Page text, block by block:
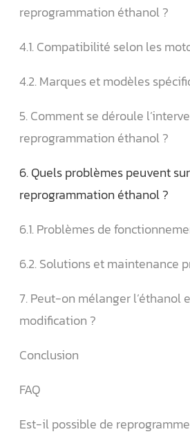
reprogrammation éthanol ?
4.1. Compatibilité selon les
4.2. Marques et modèles
5. Comment se déroule
reprogrammation éthanol ?
6. Quels problèmes peuvent
reprogrammation éthanol ?
6.1. Problèmes de
6.2. Solutions et maintenance
7. Peut-on mélanger l’éthanol
modification ?
Conclusion
FAQ
Est-il possible de